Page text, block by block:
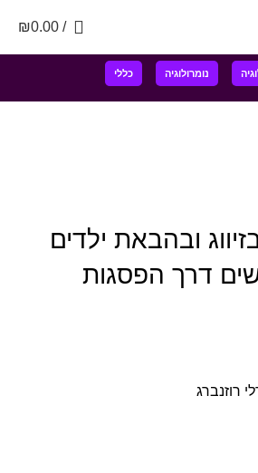
/
₪0.00
נומרולוגיה כללי
ובהבאת ילדים
דרך הפסגות
רוזנברג